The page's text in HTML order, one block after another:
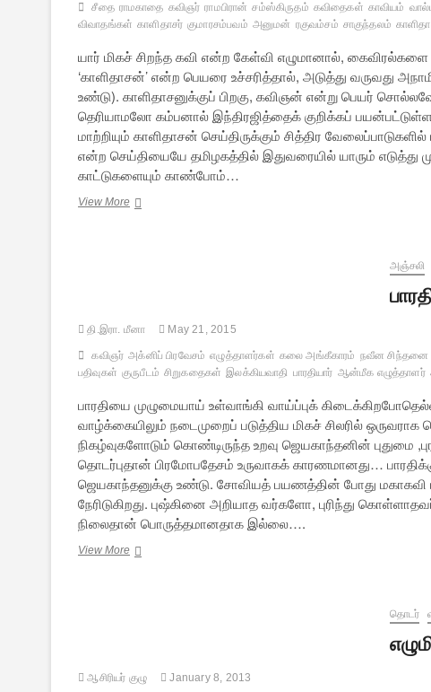
சீதை ராமகாதை கவிஞர் ராமபிரான் சம்ஸ்கிருதம் கவிதைகள் காவியம்
விவாதங்கள் காளிதாசர் குமாரசம்பவம் அனுமன் ரகுவம்சம் சாகுந்தலம்
யார் மிகச் சிறந்த கவி என்ற கேள்வி எழுமானால், கைவிரல்களை
‘காளிதாசன்’ என்ற பெயரை உச்சரித்தால், அடுத்து வருவது
உண்டு). காளிதாசனுக்குப் பிறகு, கவிஞன் என்று பெயர்
தெரியாமலோ கம்பனால் இந்திரஜித்தைக் குறிக்கப்
மாற்றியும் காளிதாசன் செய்திருக்கும் சித்திர
என்ற செய்தியையே தமிழகத்தில் இதுவரையில் யாரும் எடுத்து
காட்டுகளையும் காண்போம்…
View Moreகம்பனும்
அஞ்சலி
தி.இரா. மீனா May 21, 2015
கவிஞர் அக்னிப் பிரவேசம் எழுத்தாளர்கள் கலை அங்கீகாரம் நவீன சிந்தனை
பதிவுகள் குருபீடம் சிறுகதைகள் இலக்கியவாதி பாரதியார் ஆன்மீக எழுத்தாளர்
பாரதியை முழுமையாய் உள்வாங்கி வாய்ப்புக்
வாழ்க்கையிலும் நடைமுறைப் படுத்திய மிகச் சிலரில்
நிகழ்வுகளோடும் கொண்டிருந்த உறவு ஜெயகாந்தனின் புதுமை
தொடர்புதான் பிரமோபதேசம் உருவாகக் காரணமானது…
ஜெயகாந்தனுக்கு உண்டு. சோவியத் பயணத்தின் போது
நேரிடுகிறது. புஷ்கினை அறியாத வர்களோ, புரிந்து
நிலைதான் பொருத்தமானதாக இல்லை….
View Moreபாரதி
தொடர்
ஆசிரியர் குழு January 8, 2013